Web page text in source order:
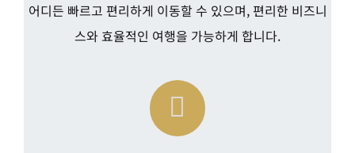
어디든 빠르고 편리하게 이동할 수 있으며, 편리한 비즈니
스와 효율적인 여행을 가능하게 합니다.